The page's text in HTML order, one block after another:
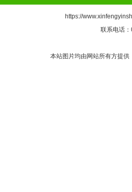
https://
联系电话
本站图片均由网站所有方提